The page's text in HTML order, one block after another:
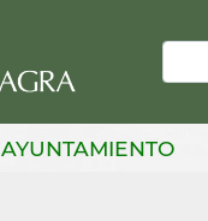
Buscar
AYUNTAMIENTO